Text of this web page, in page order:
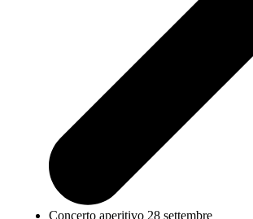
Concerto aperitivo 28 settembre